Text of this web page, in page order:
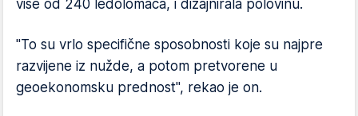
više od 240 ledolomaca, i dizajnirala polovinu.
"To su vrlo specifične sposobnosti koje su najpre
razvijene iz nužde, a potom pretvorene u
geoekonomsku prednost", rekao je on.